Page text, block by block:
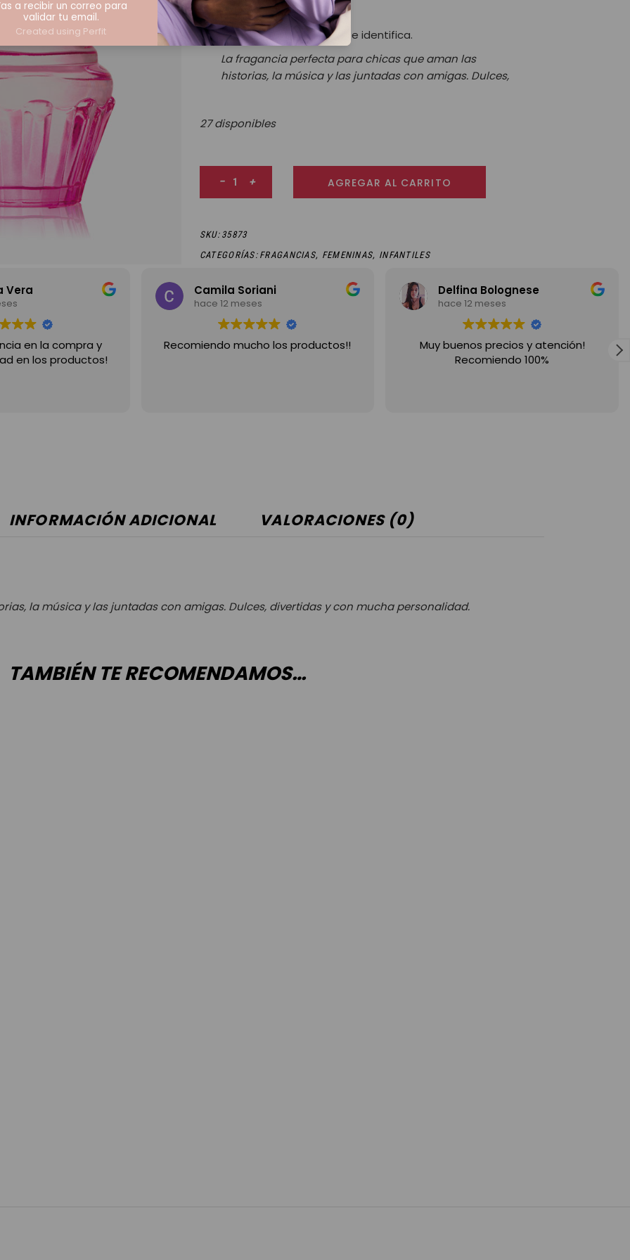
FLORAL FRUTAL
So Sweetel aroma que te identifica.
La fragancia perfecta para chicas que aman las
historias, la música y las juntadas con amigas. Dulces,
27 disponibles
So Sweet Eau de toilette con atomizador 50 ml cantidad
- + AGREGAR AL CARRITO
SKU: 35873
CATEGORÍAS: FRAGANCIAS, FEMENINAS, INFANTILES
Vera
en la compra y
en los productos!
Camila Soriani
hace 12 meses
Recomiendo mucho los productos!!
Delfina Bolognese
hace 12 meses
Muy buenos precios y atención!
Recomiendo 100%
INFORMACIÓN ADICIONAL VALORACIONES (0)
la música y las juntadas con amigas. Dulces, divertidas y con mucha personalidad.
TAMBIÉN TE RECOMENDAMOS…
a recibir un correo para
validar tu email.
Created using Perfit